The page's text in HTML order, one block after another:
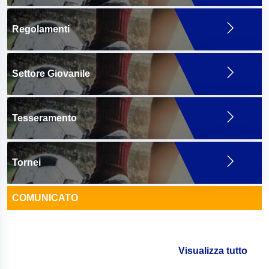
Regolamenti
Settore Giovanile
Tesseramento
Tornei
COMUNICATO
Visualizza tutto